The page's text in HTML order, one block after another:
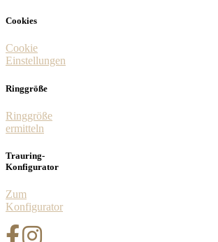
Cookies
Cookie
Einstellungen
Ringgröße
Ringgröße
ermitteln
Trauring-
Konfigurator
Zum
Konfigurator